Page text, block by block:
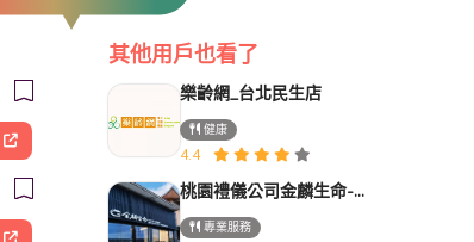
其他用戶也看了
樂齡網_台北民生店
健康
4.4
桃園禮儀公司金麟生命-桃園中壢禮儀公司葬儀社台北新北新竹全省推薦
專業服務